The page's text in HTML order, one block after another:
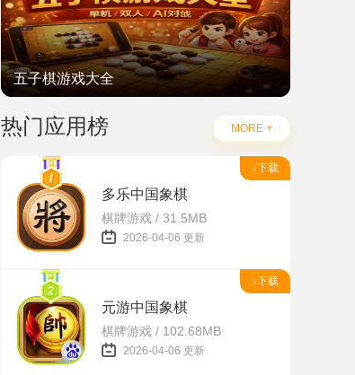
五子棋游戏大全
热门应用榜 MORE +
↓下载
多乐中国象棋
棋牌游戏 / 31.5MB
2026-04-06 更新
↓下载
元游中国象棋
棋牌游戏 / 102.68MB
2026-04-06 更新